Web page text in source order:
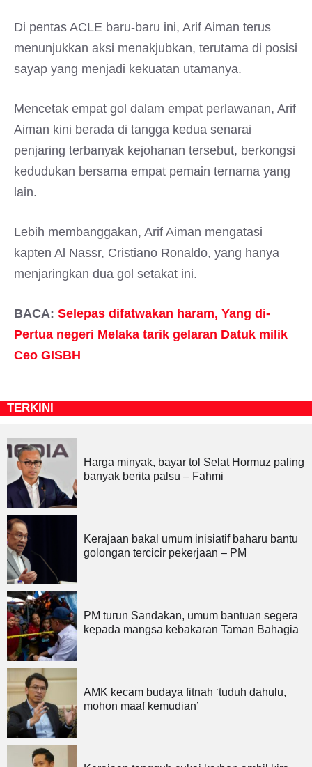
Di pentas ACLE baru-baru ini, Arif Aiman terus
menunjukkan aksi menakjubkan, terutama di posisi
sayap yang menjadi kekuatan utamanya.
Mencetak empat gol dalam empat perlawanan, Arif
Aiman kini berada di tangga kedua senarai
penjaring terbanyak kejohanan tersebut, berkongsi
kedudukan bersama empat pemain ternama yang
lain.
Lebih membanggakan, Arif Aiman mengatasi
kapten Al Nassr, Cristiano Ronaldo, yang hanya
menjaringkan dua gol setakat ini.
BACA: Selepas difatwakan haram, Yang di-
Pertua negeri Melaka tarik gelaran Datuk milik
Ceo GISBH
TERKINI
Harga minyak, bayar tol Selat Hormuz paling
banyak berita palsu – Fahmi
Kerajaan bakal umum inisiatif baharu bantu
golongan tercicir pekerjaan – PM
PM turun Sandakan, umum bantuan segera
kepada mangsa kebakaran Taman Bahagia
AMK kecam budaya fitnah ‘tuduh dahulu,
mohon maaf kemudian’